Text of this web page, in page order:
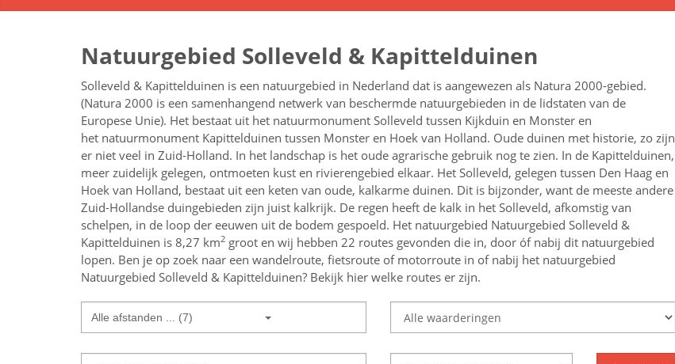
Natuurgebied Solleveld & Kapittelduinen
Solleveld & Kapittelduinen is een natuurgebied in Nederland dat is aangewezen als Natura 2000-gebied.
(Natura 2000 is een samenhangend netwerk van beschermde natuurgebieden in de lidstaten van de
Europese Unie). Het bestaat uit het natuurmonument Solleveld tussen Kijkduin en Monster en
het natuurmonument Kapittelduinen tussen Monster en Hoek van Holland. Oude duinen met historie, zo zijn
er niet veel in Zuid-Holland. In het landschap is het oude agrarische gebruik nog te zien. In de Kapittelduinen,
meer zuidelijk gelegen, ontmoeten kust en rivierengebied elkaar. Het Solleveld, gelegen tussen Den Haag en
Hoek van Holland, bestaat uit een keten van oude, kalkarme duinen. Dit is bijzonder, want de meeste andere
Zuid-Hollandse duingebieden zijn juist kalkrijk. De regen heeft de kalk in het Solleveld, afkomstig van
schelpen, in de loop der eeuwen uit de bodem gespoeld. Het natuurgebied Natuurgebied Solleveld &
Kapittelduinen is 8,27 km2 groot en wij hebben 22 routes gevonden die in, door óf nabij dit natuurgebied
lopen. Ben je op zoek naar een wandelroute, fietsroute of motorroute in of nabij het natuurgebied
Natuurgebied Solleveld & Kapittelduinen? Bekijk hier welke routes er zijn.
Alle afstanden ... (7)